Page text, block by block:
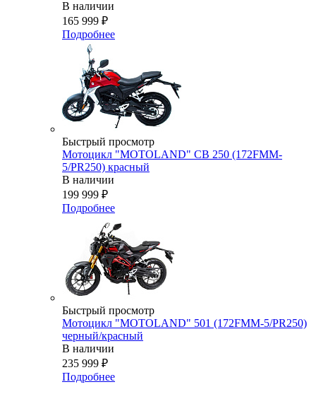
В наличии
165 999 ₽
Подробнее
Быстрый просмотр
Мотоцикл "MOTOLAND" CB 250 (172FMM-
5/PR250) красный
В наличии
199 999 ₽
Подробнее
Быстрый просмотр
Мотоцикл "MOTOLAND" 501 (172FMM-5/PR250)
черный/красный
В наличии
235 999 ₽
Подробнее